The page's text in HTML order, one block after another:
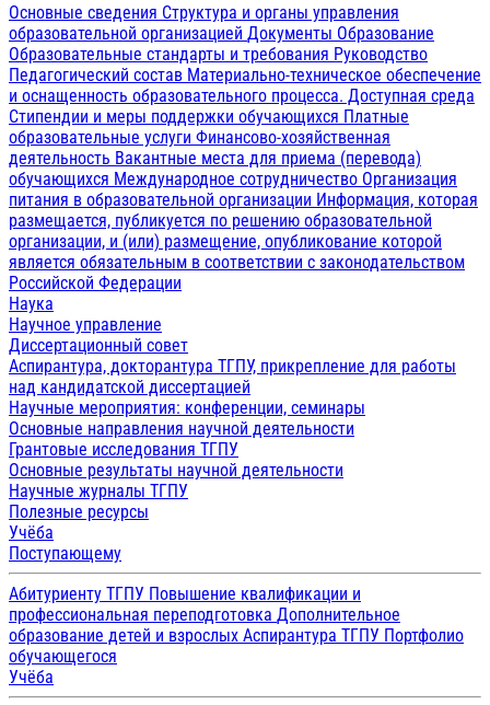
Основные сведения Структура и органы управления
образовательной организацией Документы Образование
Образовательные стандарты и требования Руководство
Педагогический состав Материально-техническое обеспечение
и оснащенность образовательного процесса. Доступная среда
Стипендии и меры поддержки обучающихся Платные
образовательные услуги Финансово-хозяйственная
деятельность Вакантные места для приема (перевода)
обучающихся Международное сотрудничество Организация
питания в образовательной организации Информация, которая
размещается, публикуется по решению образовательной
организации, и (или) размещение, опубликование которой
является обязательным в соответствии с законодательством
Российской Федерации
Наука
Научное управление
Диссертационный совет
Аспирантура, докторантура ТГПУ, прикрепление для работы
над кандидатской диссертацией
Научные мероприятия: конференции, семинары
Основные направления научной деятельности
Грантовые исследования ТГПУ
Основные результаты научной деятельности
Научные журналы ТГПУ
Полезные ресурсы
Учёба
Поступающему
Абитуриенту ТГПУ Повышение квалификации и
профессиональная переподготовка Дополнительное
образование детей и взрослых Аспирантура ТГПУ Портфолио
обучающегося
Учёба